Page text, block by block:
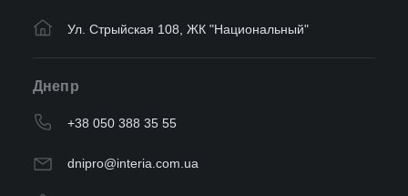
Ул. Стрыйская 108, ЖК "Национальный"
Днепр
+38 050 388 35 55
dnipro@interia.com.ua